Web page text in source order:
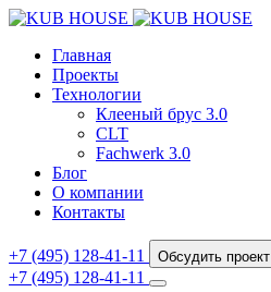
Главная
Проекты
Технологии
Клееный брус 3.0
CLT
Fachwerk 3.0
Блог
О компании
Контакты
+7 (495) 128-41-11 Обсудить проект
+7 (495) 128-41-11